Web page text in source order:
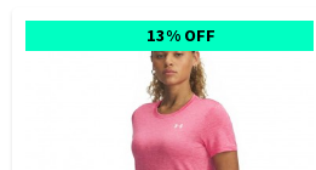
13% OFF